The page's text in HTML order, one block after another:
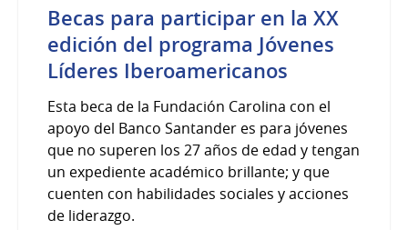
Becas para participar en la XX
edición del programa Jóvenes
Líderes Iberoamericanos
Esta beca de la Fundación Carolina con el
apoyo del Banco Santander es para jóvenes
que no superen los 27 años de edad y tengan
un expediente académico brillante; y que
cuenten con habilidades sociales y acciones
de liderazgo.